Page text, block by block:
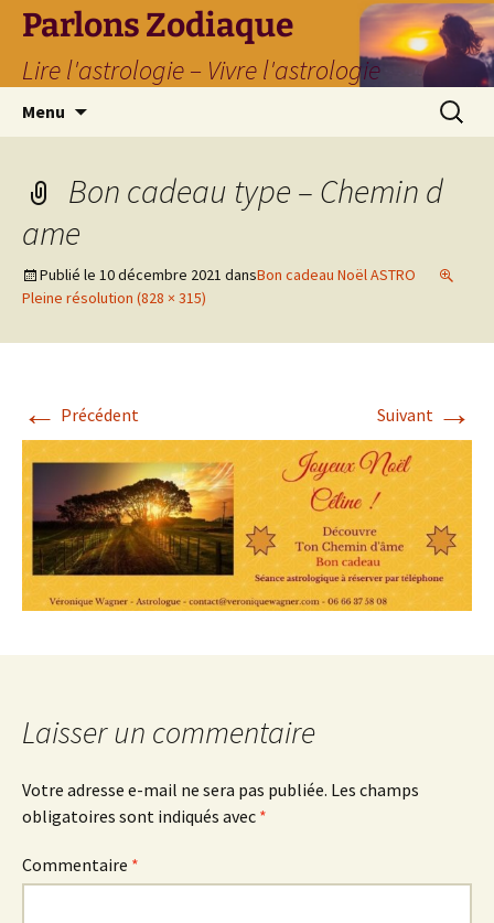
Parlons Zodiaque
Lire l'astrologie – Vivre l'astrologie
Menu
Bon cadeau type – Chemin d
ame
Publié le 10 décembre 2021 dansBon cadeau Noël ASTRO
Pleine résolution (828 × 315)
← Précédent Suivant →
Laisser un commentaire
Votre adresse e-mail ne sera pas publiée. Les champs
obligatoires sont indiqués avec *
Commentaire *